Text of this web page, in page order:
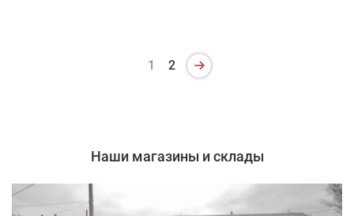
1 2
Наши магазины и склады